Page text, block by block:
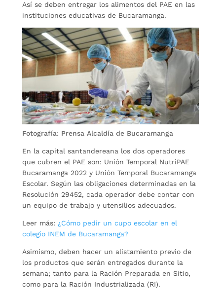
Así se deben entregar los alimentos del PAE en las
instituciones educativas de Bucaramanga.
Fotografía: Prensa Alcaldía de Bucaramanga
En la capital santandereana los dos operadores
que cubren el PAE son: Unión Temporal NutriPAE
Bucaramanga 2022 y Unión Temporal Bucaramanga
Escolar. Según las obligaciones determinadas en la
Resolución 29452, cada operador debe contar con
un equipo de trabajo y utensilios adecuados.
Leer más: ¿Cómo pedir un cupo escolar en el
colegio INEM de Bucaramanga?
Asimismo, deben hacer un alistamiento previo de
los productos que serán entregados durante la
semana; tanto para la Ración Preparada en Sitio,
como para la Ración Industrializada (RI).